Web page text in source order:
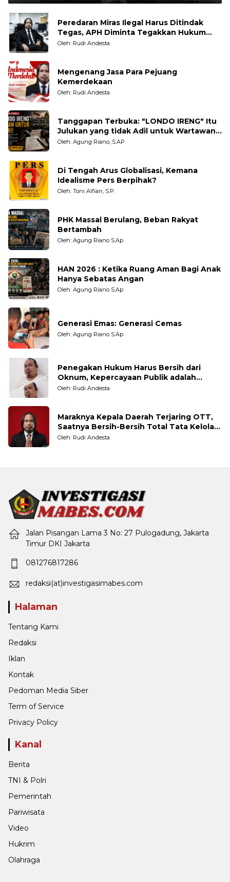
Peredaran Miras Ilegal Harus Ditindak
Tegas, APH Diminta Tegakkan Hukum
Tanpa Pandang Bulu
Oleh: Rudi Andesta
Mengenang Jasa Para Pejuang
Kemerdekaan
Oleh: Rudi Andesta
Tanggapan Terbuka: "LONDO IRENG" Itu
Julukan yang tidak Adil untuk Wartawan,
Pengamat dan LSM
Oleh: Agung Riano, S.AP
Di Tengah Arus Globalisasi, Kemana
Idealisme Pers Berpihak?
Oleh: Toni Alfian, S.P.
PHK Massal Berulang, Beban Rakyat
Bertambah
Oleh: Agung Riano S.Ap
HAN 2026 : Ketika Ruang Aman Bagi Anak
Hanya Sebatas Angan
Oleh: Agung Riano S.Ap
Generasi Emas: Generasi Cemas
Oleh: Agung Riano S.Ap
Penegakan Hukum Harus Bersih dari
Oknum, Kepercayaan Publik adalah
Taruhannya
Oleh: Rudi Andesta
Maraknya Kepala Daerah Terjaring OTT,
Saatnya Bersih-Bersih Total Tata Kelola
Pemerintahan
Oleh: Rudi Andesta
Jalan Pisangan Lama 3 No: 27 Pulogadung, Jakarta
Timur DKI Jakarta
081276817286
redaksi(at)investigasimabes.com
Halaman
Tentang Kami
Redaksi
Iklan
Kontak
Pedoman Media Siber
Term of Service
Privacy Policy
Kanal
Berita
TNI & Polri
Pemerintah
Pariwisata
Video
Hukrim
Olahraga